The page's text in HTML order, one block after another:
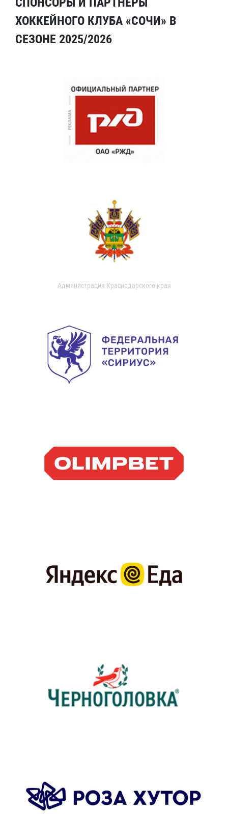
ХОККЕЙНОГО КЛУБА «СОЧИ» В
СЕЗОНЕ 2025/2026
Администрация Краснодарского края